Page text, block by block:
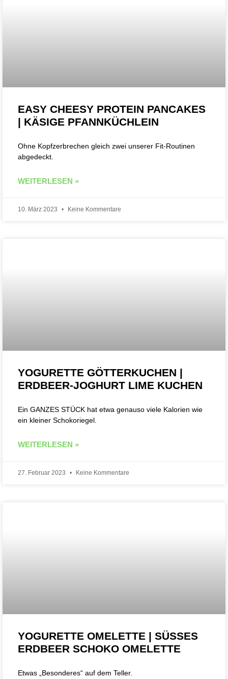
EASY CHEESY PROTEIN PANCAKES
| KÄSIGE PFANNKÜCHLEIN
Ohne Kopfzerbrechen gleich zwei unserer Fit-Routinen
abgedeckt.
WEITERLESEN »
10. März 2023 Keine Kommentare
YOGURETTE GÖTTERKUCHEN |
ERDBEER-JOGHURT LIME KUCHEN
Ein GANZES STÜCK hat etwa genauso viele Kalorien wie
ein kleiner Schokoriegel.
WEITERLESEN »
27. Februar 2023 Keine Kommentare
YOGURETTE OMELETTE | SÜSSES E
RDBEER SCHOKO OMELETTE
Etwas „Besonderes“ auf dem Teller.